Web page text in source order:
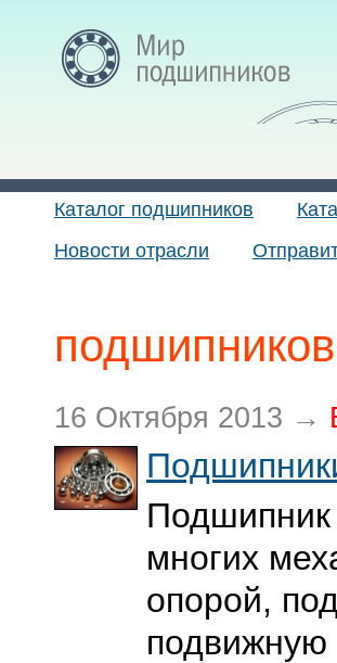
Каталог подшипников
Новости отрасли
подшипников
16 Октября 2013 →
Подшипник
многих
опорой,
подвижную